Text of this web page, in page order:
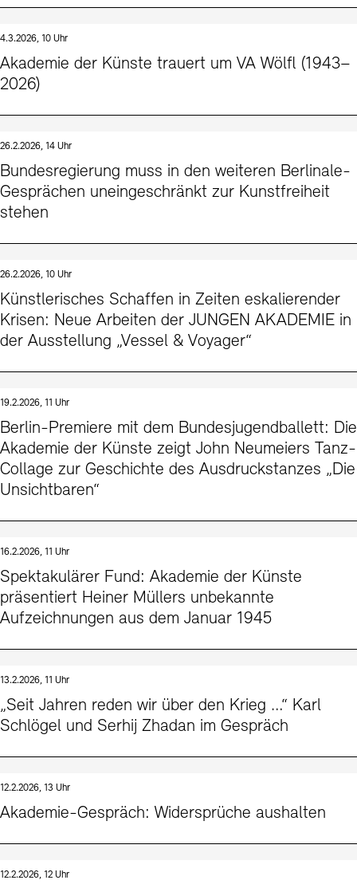
4.3.2026, 10 Uhr
Akademie der Künste trauert um VA Wölfl (1943–
2026)
26.2.2026, 14 Uhr
Bundesregierung muss in den weiteren Berlinale-
Gesprächen uneingeschränkt zur Kunstfreiheit
stehen
26.2.2026, 10 Uhr
Künstlerisches Schaffen in Zeiten eskalierender
Krisen: Neue Arbeiten der JUNGEN AKADEMIE in
der Ausstellung „Vessel & Voyager“
19.2.2026, 11 Uhr
Berlin-Premiere mit dem Bundesjugendballett: Die
Akademie der Künste zeigt John Neumeiers Tanz-
Collage zur Geschichte des Ausdruckstanzes „Die
Unsichtbaren“
16.2.2026, 11 Uhr
Spektakulärer Fund: Akademie der Künste
präsentiert Heiner Müllers unbekannte
Aufzeichnungen aus dem Januar 1945
13.2.2026, 11 Uhr
„Seit Jahren reden wir über den Krieg …“ Karl
Schlögel und Serhij Zhadan im Gespräch
12.2.2026, 13 Uhr
Akademie-Gespräch: Widersprüche aushalten
12.2.2026, 12 Uhr